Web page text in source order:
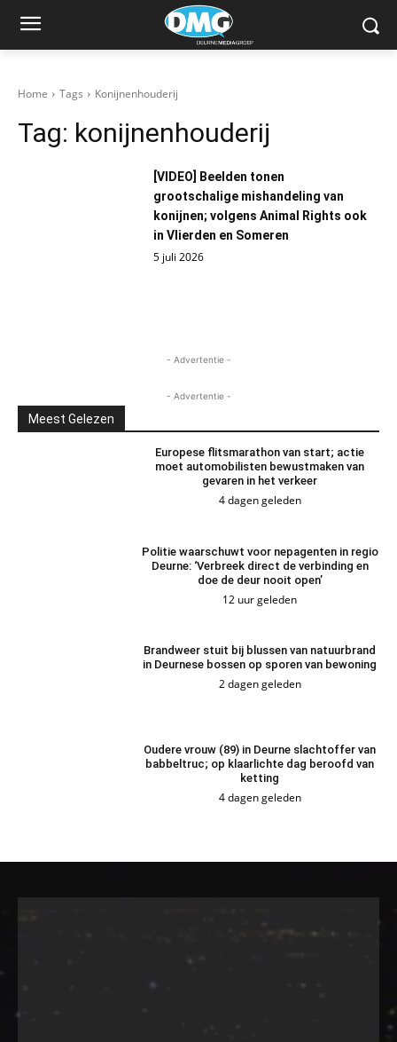
Home Tags Konijnenhouderij
Tag: konijnenhouderij
[VIDEO] Beelden tonen
grootschalige mishandeling van
konijnen; volgens Animal Rights ook
in Vlierden en Someren
5 juli 2026
- Advertentie -
- Advertentie -
Meest Gelezen
Europese flitsmarathon van start; actie
moet automobilisten bewustmaken van
gevaren in het verkeer
4 dagen geleden
Politie waarschuwt voor nepagenten in regio
Deurne: ‘Verbreek direct de verbinding en
doe de deur nooit open’
12 uur geleden
Brandweer stuit bij blussen van natuurbrand
in Deurnese bossen op sporen van bewoning
2 dagen geleden
Oudere vrouw (89) in Deurne slachtoffer van
babbeltruc; op klaarlichte dag beroofd van
ketting
4 dagen geleden